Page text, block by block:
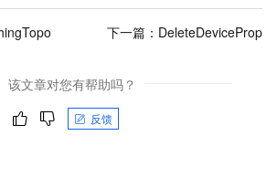
下一篇： DeleteDeviceProp
该文章对您有帮助吗？
反馈